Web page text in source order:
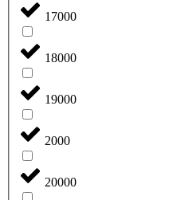
17000
18000
19000
2000
20000